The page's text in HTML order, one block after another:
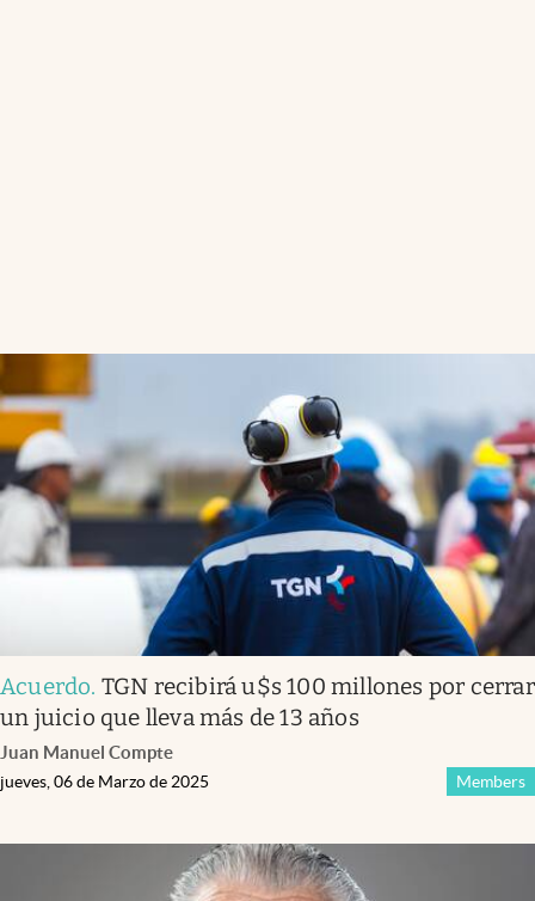
Acuerdo. TGN recibirá u$s 100 millones por cerrar
un juicio que lleva más de 13 años
Juan Manuel Compte
Members
jueves, 06 de Marzo de 2025